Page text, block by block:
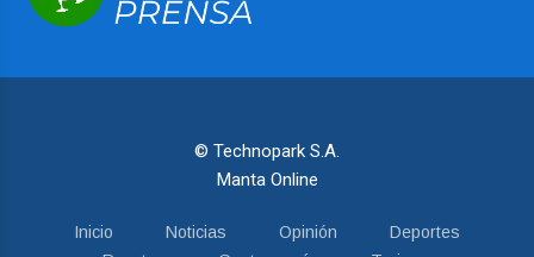
© Technopark S.A.
Manta Online
Inicio Noticias Opinión
Deportes